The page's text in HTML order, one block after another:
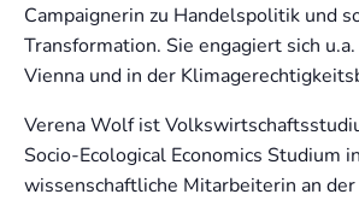
Campaignerin zu Handelspolitik und
Transformation. Sie engagiert sich
Vienna und in der
Verena Wolf ist
Socio-Ecological Economics Studium
wissenschaftliche Mitarbeiterin an